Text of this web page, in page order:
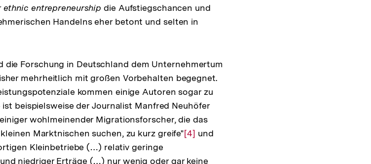
ethnic entrepreneurship die Aufstiegschancen und
Handelns eher betont und selten in
die Forschung in Deutschland dem Unternehmertum
mehrheitlich mit großen Vorbehalten begegnet.
kommen einige Autoren sogar zu
beispielsweise der Journalist Manfred Neuhöfer
wohlmeinender Migrationsforscher, die das
Marktnischen suchen, zu kurz greife"Zur
der
[4] und
Kleinbetriebe (…) relativ geringe
niedriger Erträge (…) nur wenig oder gar keine